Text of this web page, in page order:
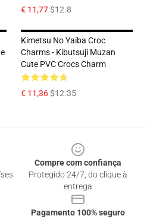
€ 11,77$12.8
Kimetsu No Yaiba Croc
Charms - Kibutsuji Muzan
Cute PVC Crocs Charm
€ 11,36$12.35
Compre com confiança
Protegido 24/7, do clique à
entrega
Pagamento 100% seguro